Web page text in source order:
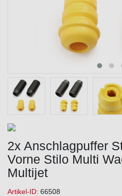
2x Anschlagpuffer
Vorne Stilo Multi
Multijet
Artikel-ID: 66508